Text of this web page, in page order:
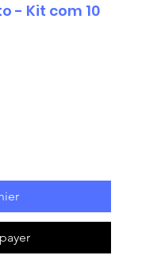
- Kit com 10